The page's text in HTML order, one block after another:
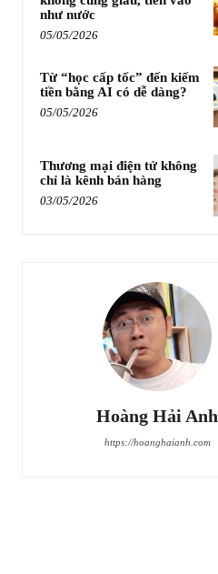
như nước
05/05/2026
Từ “học cấp tốc” đến kiếm
tiền bằng AI có dễ dàng?
05/05/2026
Thương mại điện tử không
chỉ là kênh bán hàng
03/05/2026
Hoàng Hải Anh
https://hoanghaianh.com